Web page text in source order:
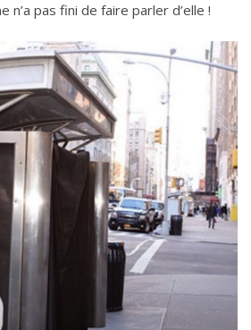
n’a pas fini de faire parler d’elle !